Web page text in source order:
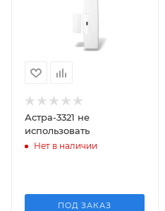
Астра-3321 не
использовать
Нет в наличии
ПОД ЗАКАЗ